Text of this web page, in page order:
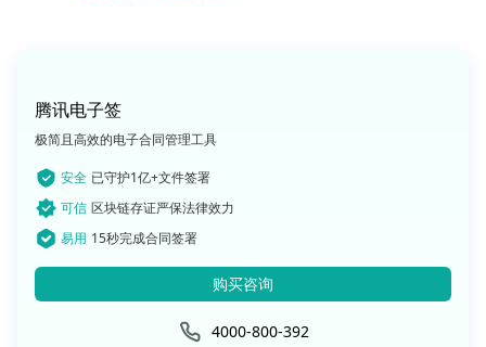
腾讯电子签
极简且高效的电子合同管理工具
安全 已守护1亿+文件签署
可信 区块链存证严保法律效力
易用 15秒完成合同签署
购买咨询
4000-800-392